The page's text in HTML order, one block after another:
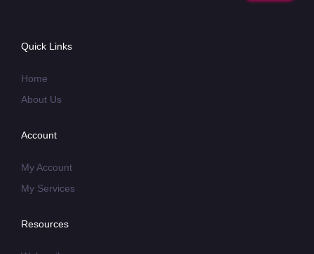
Quick Links
Home
About Us
Account
My Account
My Services
Resources